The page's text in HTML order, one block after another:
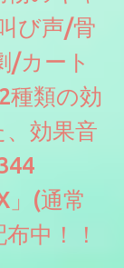
び声/骨
/カート
種類の効
効果音
」(通常
中！！